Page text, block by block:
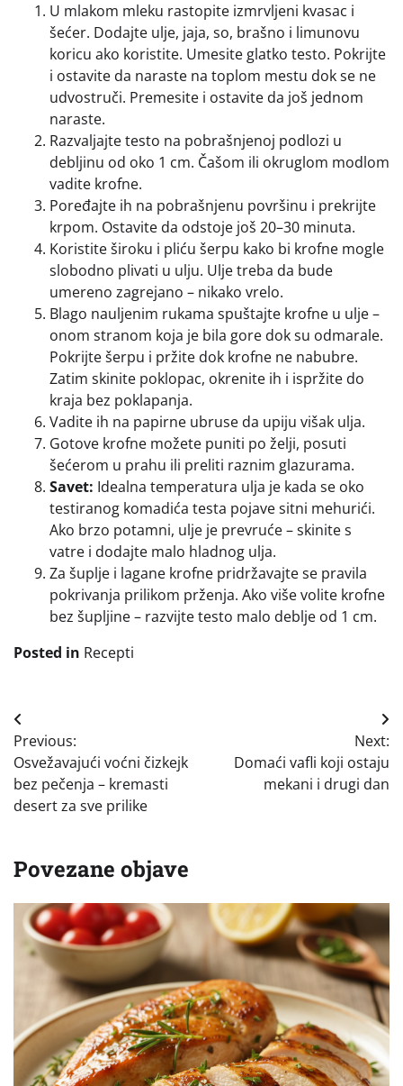
U mlakom mleku rastopite izmrvljeni kvasac i
šećer. Dodajte ulje, jaja, so, brašno i limunovu
koricu ako koristite. Umesite glatko testo. Pokrijte
i ostavite da naraste na toplom mestu dok se ne
udvostruči. Premesite i ostavite da još jednom
naraste.
Razvaljajte testo na pobrašnjenoj podlozi u
debljinu od oko 1 cm. Čašom ili okruglom modlom
vadite krofne.
Poređajte ih na pobrašnjenu površinu i prekrijte
krpom. Ostavite da odstoje još 20–30 minuta.
Koristite široku i pliću šerpu kako bi krofne mogle
slobodno plivati u ulju. Ulje treba da bude
umereno zagrejano – nikako vrelo.
Blago nauljenim rukama spuštajte krofne u ulje –
onom stranom koja je bila gore dok su odmarale.
Pokrijte šerpu i pržite dok krofne ne nabubre.
Zatim skinite poklopac, okrenite ih i ispržite do
kraja bez poklapanja.
Vadite ih na papirne ubruse da upiju višak ulja.
Gotove krofne možete puniti po želji, posuti
šećerom u prahu ili preliti raznim glazurama.
Savet: Idealna temperatura ulja je kada se oko
testiranog komadića testa pojave sitni mehurići.
Ako brzo potamni, ulje je prevruće – skinite s
vatre i dodajte malo hladnog ulja.
Za šuplje i lagane krofne pridržavajte se pravila
pokrivanja prilikom prženja. Ako više volite krofne
bez šupljine – razvijte testo malo deblje od 1 cm.
Posted in Recepti
Navigacija
objava
Previous:
Osvežavajući voćni čizkejk
bez pečenja – kremasti
desert za sve prilike
Next:
Domaći vafli koji ostaju
mekani i drugi dan
Povezane objave